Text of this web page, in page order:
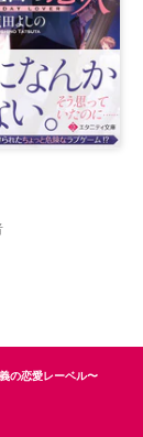
の恋愛レーベル〜